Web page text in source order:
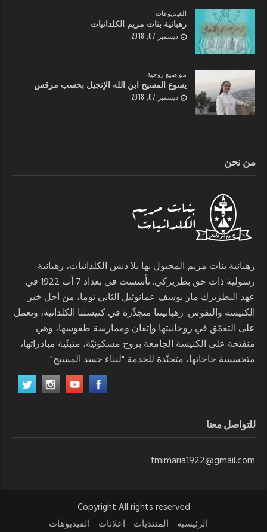
الفيديوهات
رهبانية بنات مريم الكلدانيات
ديسمبر 07, 2018
مواضيع روحية
يسوع المسيح ابن الله الإنجيل بحسب مرقس
ديسمبر 07, 2018
من نحن
رهبانية بنات مريم المحبول بها بلا دنس الكلدانيات، رهبانية
رسولية ذات حق بطريركي. تأسست في بغداد 7 آب 1922 في
عهد البطريرك مار يوسف عمانوئيل الثاني توما، من أجل خير
الكنيسة والنفوس. رهبانيتنا متجذّرة في كنيستنا الكلدانية، وتعمل
على التعمّق في روحانيتها وإتقان وممارسة طقوسها، وهي
منفتحة على الكنيسة الجامعة بروح مسكونيّة، متبنّية مبادراتها،
متحسسة حاجاتها، متجنّدة للخدمة "لبناء جسد المسيح".
للتواصل معنا
fmimaria1922@gmail.com
Copyright All rights reserved
الرئيسية
المنتديات اعلانات الفيديوهات